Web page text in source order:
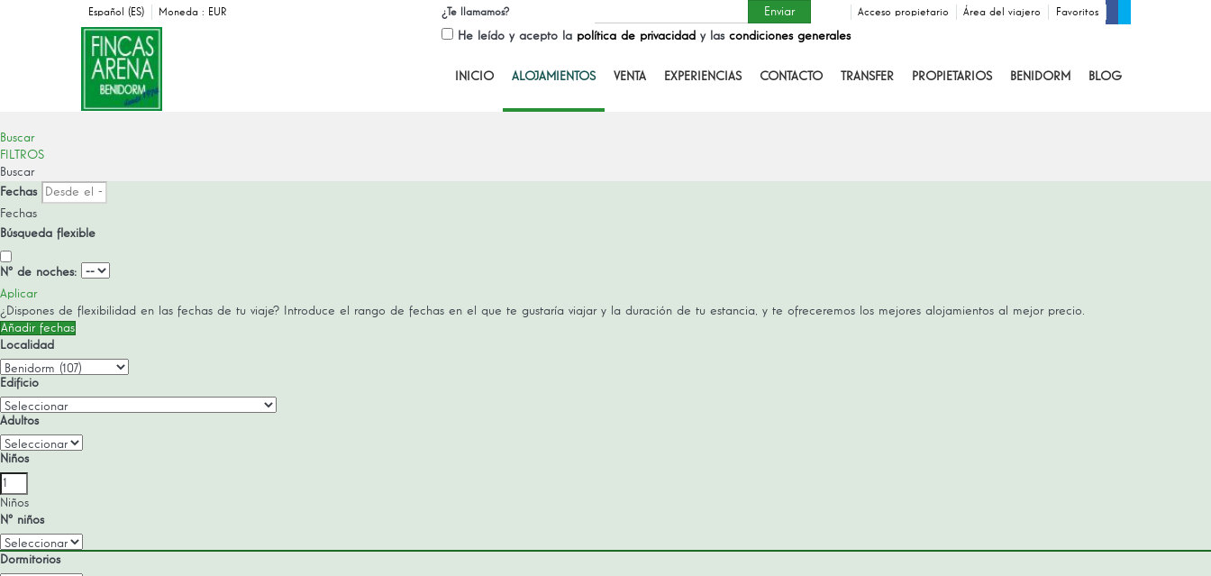
Español (ES) Moneda : EUR Favoritos
Área del viajero
Acceso propietario
¿Te llamamos?
He leído y acepto la política de privacidad y las condiciones generales
INICIO ALOJAMIENTOS VENTA EXPERIENCIAS CONTACTO TRANSFER PROPIETARIOS BENIDORM BLOG
Buscar
FILTROS
Buscar
Fechas
Fechas
Búsqueda flexible
Nº de noches:
Aplicar
¿Dispones de flexibilidad en las fechas de tu viaje?
Introduce el rango de fechas en el que te gustaría viajar y la duración de tu estancia, y te ofreceremos los mejores alojamientos al mejor precio.
Añadir fechas
Localidad
Edificio
Adultos
Niños
Niños
Nº niños
Dormitorios